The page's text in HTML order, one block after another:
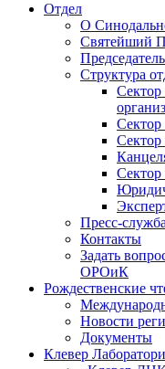
Отдел
О
Святейший
Структура
Сектор
Сектор
Сектор
Сектор
Пресс-служба
Контакты
Задать
ОРОиК
Рождественские
Новости
Документы
Клевер